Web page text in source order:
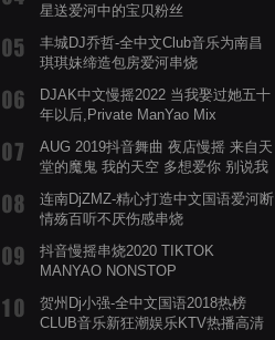
星送爱河中的宝贝粉丝
丰城DJ乔哲-全中文Club音乐为南昌
琪琪妹缔造包房爱河串烧
DJAK中文慢摇2022 当我娶过她五十
年以后,Private ManYao Mix
AUG 2019抖音舞曲 夜店慢摇 来自天
堂的魔鬼 我的天空 多想爱你 别说我
连南DjZMZ-精心打造中文国语爱河断
情殇百听不厌伤感串烧
抖音慢摇串烧2020 TIKTOK
MANYAO NONSTOP
蝉爸爸妈妈爱存在夏天的风是想你的
声音啊
贺州Dj小强-全中文国语2018热榜
CLUB音乐新狂潮娱乐KTV热播高清